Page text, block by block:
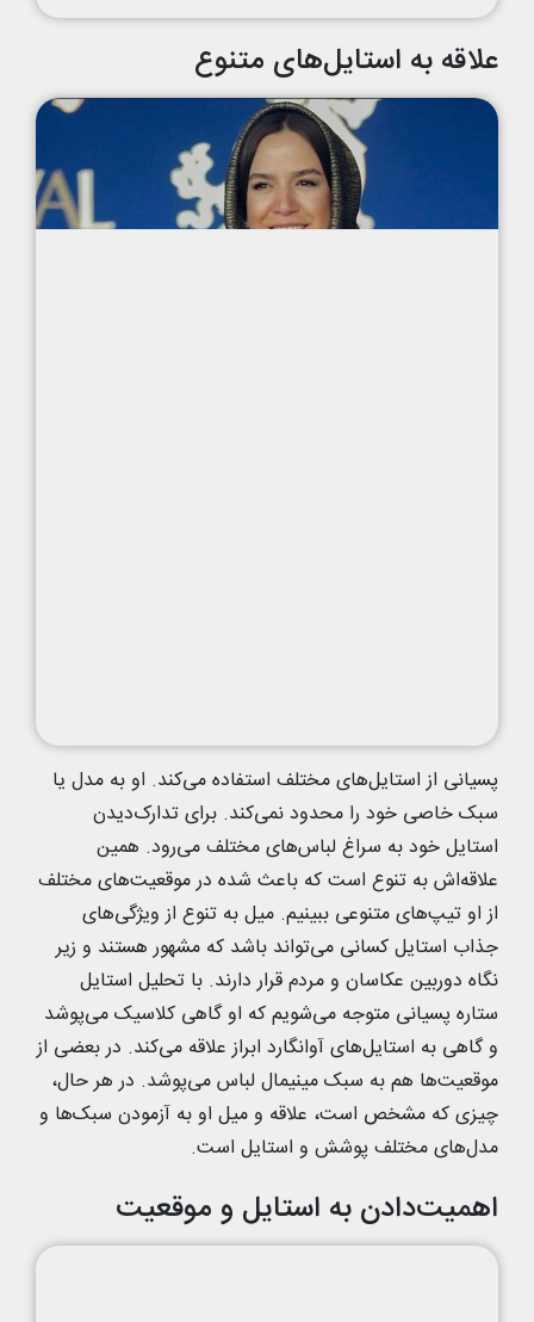
علاقه به استایل‌های متنوع
پسیانی از استایل‌های مختلف استفاده می‌کند. او به مدل یا
سبک خاصی خود را محدود نمی‌کند. برای تدارک‌دیدن
استایل خود به سراغ لباس‌های مختلف می‌رود. همین
علاقه‌اش به تنوع است که باعث شده در موقعیت‌های مختلف
از او تیپ‌های متنوعی ببینیم. میل به تنوع از ویژگی‌های
جذاب استایل کسانی می‌تواند باشد که مشهور هستند و زیر
نگاه دوربین‌ عکاسان و مردم قرار دارند. با تحلیل استایل
ستاره پسیانی متوجه می‌شویم که او گاهی کلاسیک می‌پوشد
و گاهی به استایل‌های آوانگارد ابراز علاقه می‌کند. در بعضی از
موقعیت‌ها هم به سبک مینیمال لباس می‌پوشد. در هر حال،
چیزی که مشخص است، علاقه و میل او به آزمودن سبک‌ها و
مدل‌های مختلف پوشش و استایل است.
اهمیت‌دادن به استایل و موقعیت